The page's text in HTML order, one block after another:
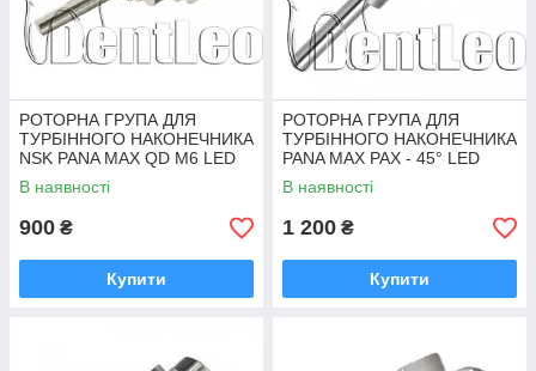
РОТОРНА ГРУПА ДЛЯ
ТУРБІННОГО НАКОНЕЧНИКА
NSK PANA MAX QD M6 LED
В наявності
900 ₴
Купити
РОТОРНА ГРУПА ДЛЯ
ТУРБІННОГО НАКОНЕЧНИКА
PANA MAX PAX - 45° LED
В наявності
1 200 ₴
Купити